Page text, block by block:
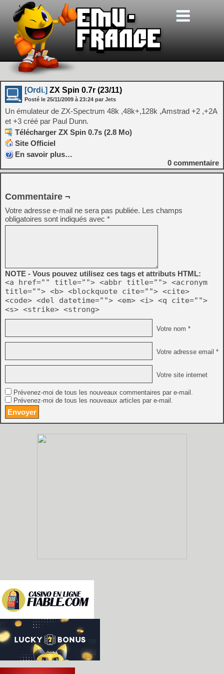
[Ordi.] ZX Spin 0.7r (23/11)
Posté le 25/11/2009 à 23:24 par Jets
Un émulateur de ZX-Spectrum 48k ,48k+,128k ,Amstrad +2 ,+2A
et +3 créé par Paul Dunn.
Télécharger ZX Spin 0.7s (2.8 Mo)
Site Officiel
En savoir plus…
0 commentaire
Commentaire ¬
Votre adresse e-mail ne sera pas publiée. Les champs
obligatoires sont indiqués avec *
NOTE - Vous pouvez utilisez ces tags et attributs HTML:
<a href="" title=""> <abbr title=""> <acronym
title=""> <b> <blockquote cite=""> <cite>
<code> <del datetime=""> <em> <i> <q cite="">
<s> <strike> <strong>
Votre nom *
Votre adresse email *
Votre site internet
Prévenez-moi de tous les nouveaux commentaires par e-mail.
Prévenez-moi de tous les nouveaux articles par e-mail.